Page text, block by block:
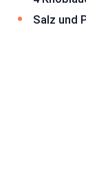
Salz und